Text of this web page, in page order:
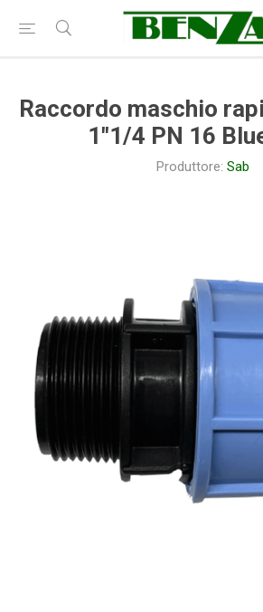
Raccordo maschio
1"1/4 PN 16
Produttore: Sab